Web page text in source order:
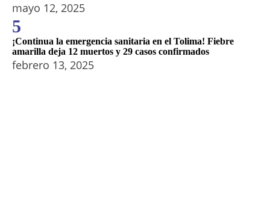
mayo 12, 2025
5
¡Continua la emergencia sanitaria en el Tolima! Fiebre
amarilla deja 12 muertos y 29 casos confirmados
febrero 13, 2025